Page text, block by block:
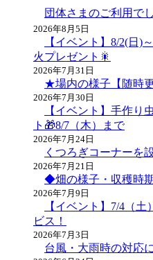
団体さまのご利用で
2026年8月5日
【イベント】8/2(日)
火プレゼント🎇
2026年7月31日
★場内の様子【随時更
2026年7月30日
【イベント】手作り
ト🎁8/7（木）まで
2026年7月24日
くつろぎコーナーを
2026年7月21日
◆畑の様子・収穫時
2026年7月9日
【イベント】7/4（
ビス！
2026年7月3日
台風・大雨時の対応